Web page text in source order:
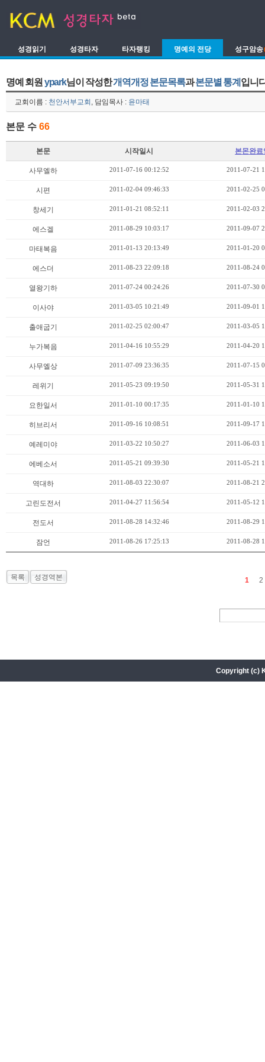
성경읽기 성경타자 타자랭킹 명예의 전당 성구암송
명예 회원 ypark님이 작성한개역개정 본문목록과본문별 통계 입니
교회이름 : 천안서부교회 , 담임목사 : 윤마태
본문 수 66
본문 시작일시 본몬완료
사무엘하 2011-07-16 00:12:52 2011-07-21
시편 2011-02-04 09:46:33 2011-02-25
창세기 2011-01-21 08:52:11 2011-02-03
에스겔 2011-08-29 10:03:17 2011-09-07
마태복음 2011-01-13 20:13:49 2011-01-20
에스더 2011-08-23 22:09:18 2011-08-24
열왕기하 2011-07-24 00:24:26 2011-07-30
이사야 2011-03-05 10:21:49 2011-09-01
출애굽기 2011-02-25 02:00:47 2011-03-05
누가복음 2011-04-16 10:55:29 2011-04-20
사무엘상 2011-07-09 23:36:35 2011-07-15
레위기 2011-05-23 09:19:50 2011-05-31
요한일서 2011-01-10 00:17:35 2011-01-10
히브리서 2011-09-16 10:08:51 2011-09-17
예레미야 2011-03-22 10:50:27 2011-06-03
에베소서 2011-05-21 09:39:30 2011-05-21
역대하 2011-08-03 22:30:07 2011-08-21
고린도전서 2011-04-27 11:56:54 2011-05-12
전도서 2011-08-28 14:32:46 2011-08-29
잠언 2011-08-26 17:25:13 2011-08-28
목록 성경역본 1 2
Copyright (c)